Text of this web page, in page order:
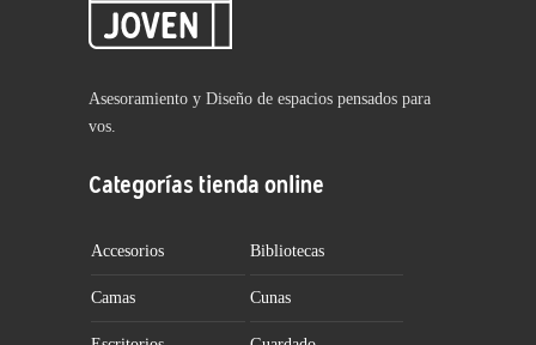
Asesoramiento y Diseño de espacios pensados para
vos.
Categorías tienda online
Accesorios Bibliotecas
Camas Cunas